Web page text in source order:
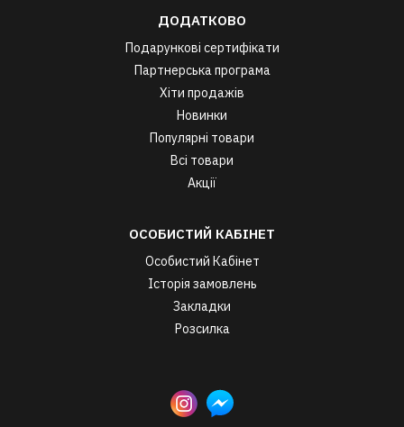
ДОДАТКОВО
Подарункові сертифікати
Партнерська програма
Хіти продажів
Новинки
Популярні товари
Всі товари
Акції
ОСОБИСТИЙ КАБІНЕТ
Особистий Кабінет
Історія замовлень
Закладки
Розсилка